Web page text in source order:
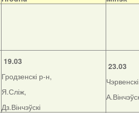
19.03
Гродзенскі р-н,
Я.Сліж,
Дз.Вінчэўскі
23.03